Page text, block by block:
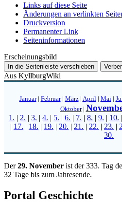
Links auf diese Seite
Änderungen an verlinkten
Druckversion
Permanenter Link
Seiten­­informationen
Erscheinungsbild
In die Seitenleiste verschieben
Aus KyllburgWiki
Januar| Februar| März| April| Mai|
Oktober|
1. | 2. | 3. | 4. | 5. | 6. | 7. | 8. | 9. | 10. |
| 17. | 18. | 19. | 20. | 21. | 22. | 23. |
30.
Der29. November ist der 333. Tag
32 Tage bis zum Jahresende.
Portal Geschichte